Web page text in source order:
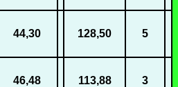
44,30 128,50 5
46,48 113,88 3